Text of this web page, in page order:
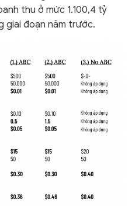
thu ở mức 1.100,4 tỷ
giai đoạn năm trước.